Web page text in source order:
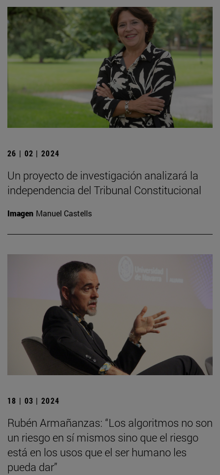
26 | 02 | 2024
Un proyecto de investigación analizará la
independencia del Tribunal Constitucional
Imagen Manuel Castells
18 | 03 | 2024
Rubén Armañanzas: “Los algoritmos no son
un riesgo en sí mismos sino que el riesgo
está en los usos que el ser humano les
pueda dar”